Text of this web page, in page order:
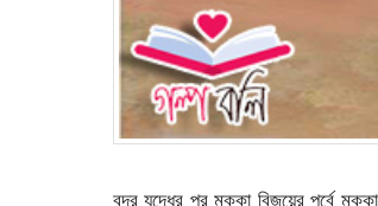
বদর যুদ্ধের পর মক্কা বিজয়ের পূর্বে